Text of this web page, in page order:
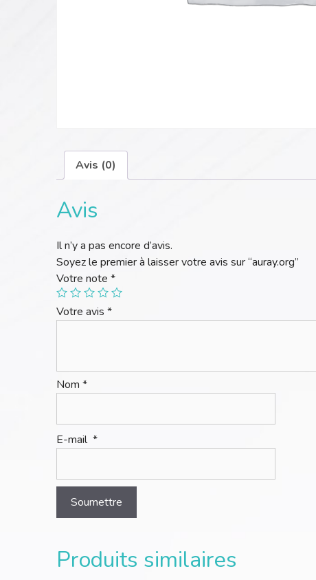
Avis (0)
Avis
Il n’y a pas encore d’avis.
Soyez le premier à laisser votre avis sur “auray.org”
Votre note *
Votre avis *
Nom *
E-mail *
Produits similaires